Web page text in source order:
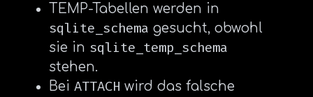
TEMP-Tabellen werden in
sqlite_schema gesucht, obwohl
sie in sqlite_temp_schema
stehen.
Bei ATTACH wird das falsche